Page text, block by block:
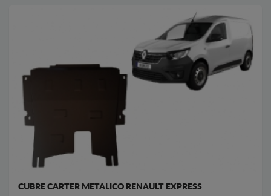
CUBRE CARTER METALICO RENAULT EXPRESS